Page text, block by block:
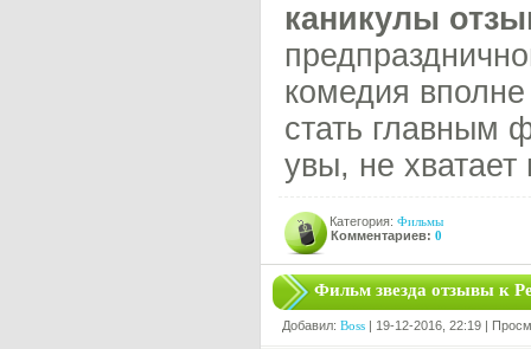
каникулы
комедия
стать главным
увы, не
Категория: Фильмы
Комментариев: 0
Фильм звезда отзывы к
Добавил: Boss | 19-12-2016, 22:19 |